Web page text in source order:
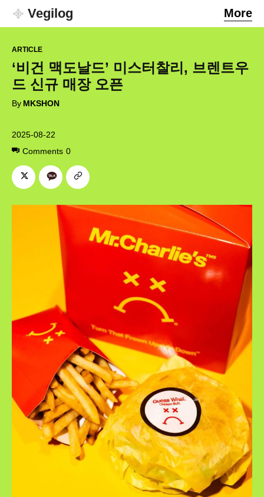
Vegilog More
2025-08-22
Comments 0
ARTICLE
‘비건 맥도날드’ 미스터찰리, 브렌트우
드 신규 매장 오픈
By MKSHON